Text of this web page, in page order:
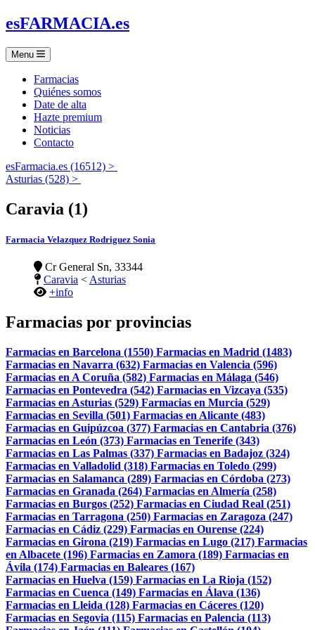
esFARMACIA.es
Menu
Farmacias
Quiénes somos
Date de alta
Hazte premium
Noticias
Contacto
esFarmacia.es (16512) >
Asturias (528) >
Caravia (1)
Farmacia Velazquez Rodriguez Sonia
Cr General Sn, 33344
Caravia < Asturias
+info
Farmacias por provincias
Farmacias en Barcelona (1550) Farmacias en Madrid (1483)
Farmacias en Navarra (632) Farmacias en Valencia (596)
Farmacias en A Coruña (582) Farmacias en Málaga (546)
Farmacias en Pontevedra (542) Farmacias en Vizcaya (535)
Farmacias en Asturias (529) Farmacias en Murcia (529)
Farmacias en Sevilla (501) Farmacias en Alicante (483)
Farmacias en Guipúzcoa (377) Farmacias en Cantabria (376)
Farmacias en León (373) Farmacias en Tenerife (343)
Farmacias en Las Palmas (337) Farmacias en Badajoz (324)
Farmacias en Valladolid (318) Farmacias en Toledo (299)
Farmacias en Salamanca (289) Farmacias en Córdoba (273)
Farmacias en Granada (264) Farmacias en Almería (258)
Farmacias en Burgos (252) Farmacias en Ciudad Real (251)
Farmacias en Tarragona (250) Farmacias en Zaragoza (247)
Farmacias en Cádiz (229) Farmacias en Ourense (224)
Farmacias en Girona (219) Farmacias en Lugo (217) Farmacias
en Albacete (196) Farmacias en Zamora (189) Farmacias en
Ávila (174) Farmacias en Baleares (167)
Farmacias en Huelva (159) Farmacias en La Rioja (152)
Farmacias en Cuenca (149) Farmacias en Álava (136)
Farmacias en Lleida (128) Farmacias en Cáceres (120)
Farmacias en Segovia (115) Farmacias en Palencia (113)